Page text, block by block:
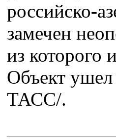
российско-
замечен
из которого
Объект
ТАСС/.